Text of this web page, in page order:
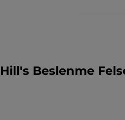
Hill's Beslenme